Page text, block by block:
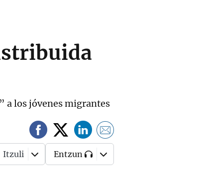
a los jóvenes migrantes
Itzuli Entzun